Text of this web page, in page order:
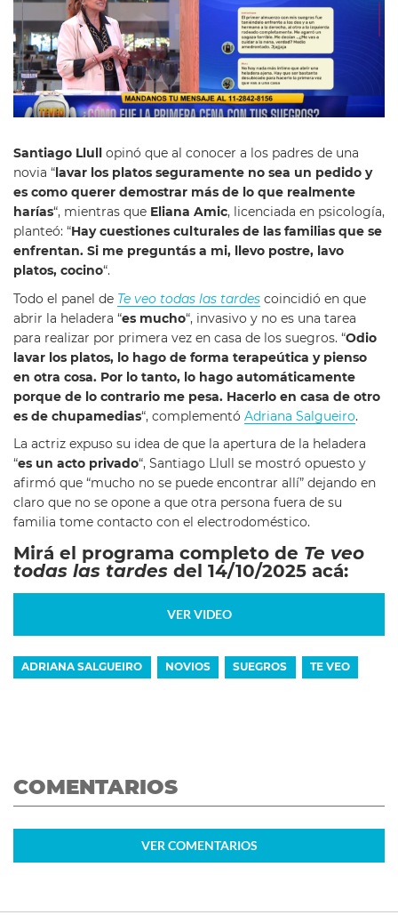
Santiago Llull
opinó que al conocer a los padres de una
novia “ lavar los platos seguramente no sea un pedido y
es como querer demostrar más de lo que realmente
harías“, mientras que Eliana Amic, licenciada en psicología,
planteó: “Hay cuestiones culturales de las familias que se
enfrentan. Si me preguntás a mi, llevo postre, lavo
platos, cocino“.
Todo el panel de Te veo todas las tardes coincidió en que
abrir la heladera “es mucho“, invasivo y no es una tarea
para realizar por primera vez en casa de los suegros. “Odio
lavar los platos, lo hago de forma terapeútica y pienso
en otra cosa. Por lo tanto, lo hago automáticamente
porque de lo contrario me pesa. Hacerlo en casa de otro
es de chupamedias“, complementó Adriana Salgueiro.
La actriz expuso su idea de que la apertura de la heladera
“es un acto privado“, Santiago Llull se mostró opuesto y
afirmó que “mucho no se puede encontrar allí” dejando en
claro que no se opone a que otra persona fuera de su
familia tome contacto con el electrodoméstico.
Mirá el programa completo de Te veo
todas las tardes del 14/10/2025 acá:
VER VIDEO
ADRIANA SALGUEIRO NOVIOS SUEGROS TE VEO
COMENTARIOS
VER COMENTARIOS